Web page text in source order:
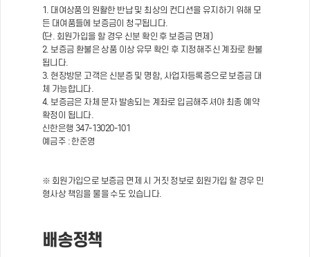
1. 대여상품의 원활한 반납 및 최상의 컨디션을 유지하기 위해 모
든 대여품들에 보증금이 청구됩니다.
(단. 회원가입을 할 경우 신분 확인 후 보증금 면제)
2. 보증금 환불은 상품 이상 유무 확인 후 지정해주신 계좌로 환불
됩니다.
3. 현장방문 고객은 신분증 및 명함, 사업자등록증으로 보증금 대
체 가능합니다.
4. 보증금은 자체 문자 발송되는 계좌로 입금해주셔야 최종 예약
확정이 됩니다.
신한은행 347-13020-101
예금주 : 한준영
※ 회원가입으로 보증금 면제 시 거짓 정보로 회원가입 할 경우 민
형사상 책임을 물을 수도 있습니다.
배송정책